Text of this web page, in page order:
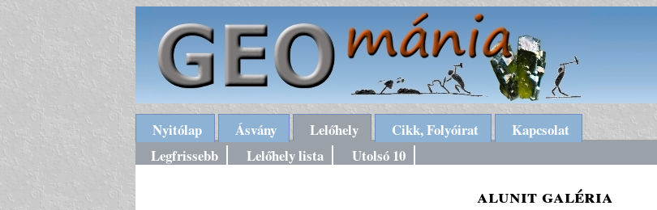
Nyitólap Ásvány Lelőhely Cikk, Folyóirat
Kapcsolat
Legfrissebb
Lelőhely lista Utolsó 10
alunit galéria